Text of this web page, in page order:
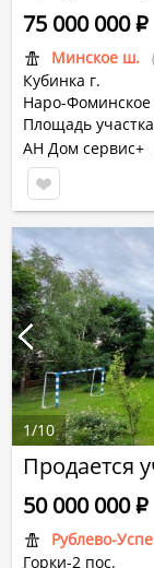
Минское ш.
Кубинка г.
Наро-
Площадь
75 000 000Р
АН Дом сервис+
Продается
Рублево-
Горки-2 пос.
50 000 000Р
1/10